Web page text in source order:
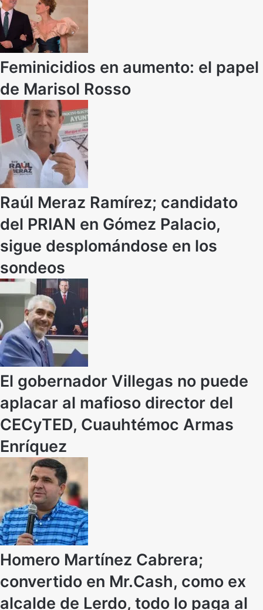
Feminicidios en aumento: el papel
de Marisol Rosso
Raúl Meraz Ramírez; candidato
del PRIAN en Gómez Palacio,
sigue desplomándose en los
sondeos
El gobernador Villegas no puede
aplacar al mafioso director del
CECyTED, Cuauhtémoc Armas
Enríquez
Homero Martínez Cabrera;
convertido en Mr.Cash, como ex
alcalde de Lerdo, todo lo paga al